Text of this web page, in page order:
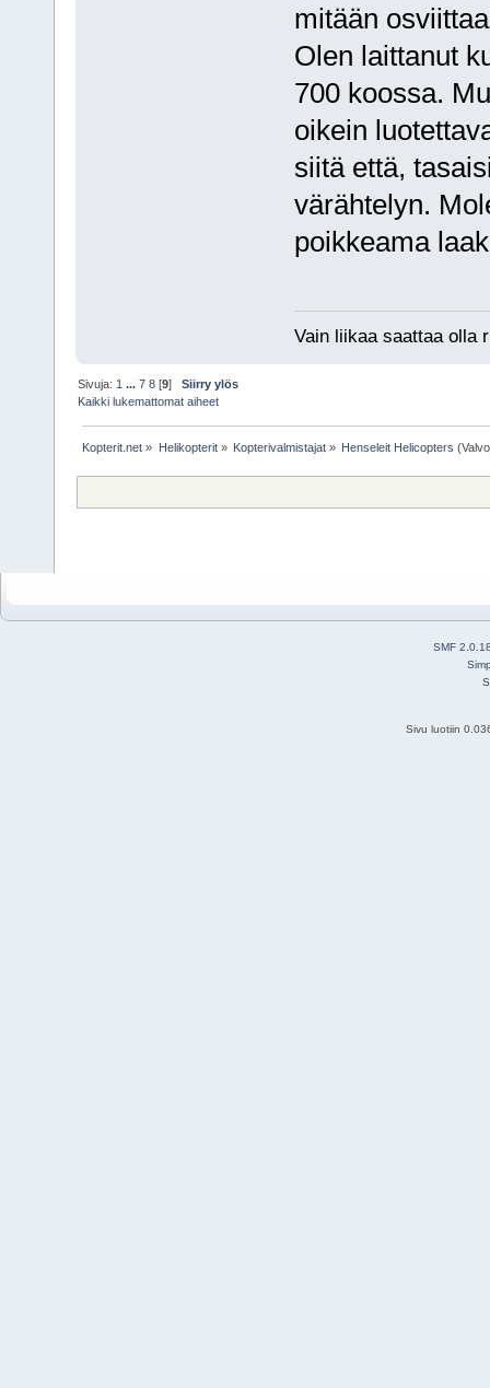
mitään
Olen laittanut
700 koossa.
oikein
siitä että,
värähtelyn.
poikkeama
Vain liikaa saattaa olla
Sivuja: 1 ...7 8 [9]Siirry ylös
Kaikki lukemattomat aiheet
Kopterit.net » Helikopterit» Kopterivalmistajat» Henseleit Helicopters
SMF
Sivu luotiin